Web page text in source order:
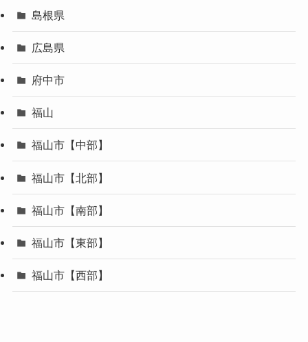
島根県
広島県
府中市
福山
福山市【中部】
福山市【北部】
福山市【南部】
福山市【東部】
福山市【西部】